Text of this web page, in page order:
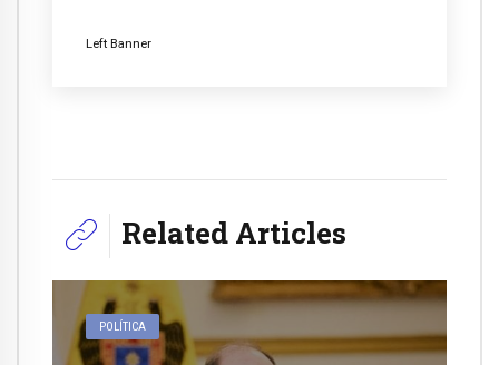
Left Banner
Related Articles
POLÍTICA